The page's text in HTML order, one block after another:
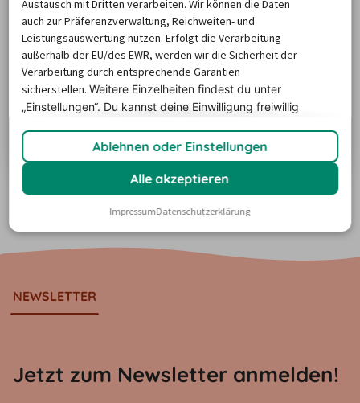
Rundreise in Bordeaux und Umgebung
Frankreich ist für Gourmets und Weinliebhaber als
Urlaubsland das Nonplusultra. Doch man würde der
„Grande Nation“ keineswegs gerecht, würde man sie
nur auf Weine und Spezialitäten reduzieren.
Insbesondere Bordeaux und seine Umgebung sind dank
ihrer zahlreichen Sehenswürdigkeiten auch dann eine
Reise wert, wenn man nichts für den roten Rebsaft
Zum Artikel
Mehr anzeigen
NEWSLETTER
Jetzt zum Newsletter anmelden!
Austausch mit Dritten verarbeiten. Wir können die Daten
auch zur Präferenzverwaltung, Reichweiten- und
Leistungsauswertung nutzen. Erfolgt die Verarbeitung
außerhalb der EU/des EWR, werden wir die Sicherheit der
Verarbeitung durch entsprechende Garantien
sicherstellen.Weitere Einzelheiten findest du unter
„Einstellungen“. Du kannst deine Einwilligung freiwillig
Ablehnen oder Einstellungen
Alle akzeptieren
ImpressumDatenschutzerklärung